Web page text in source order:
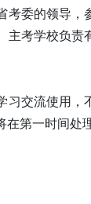
考委的领导
主考学校负
习交流使用
第一时间处理